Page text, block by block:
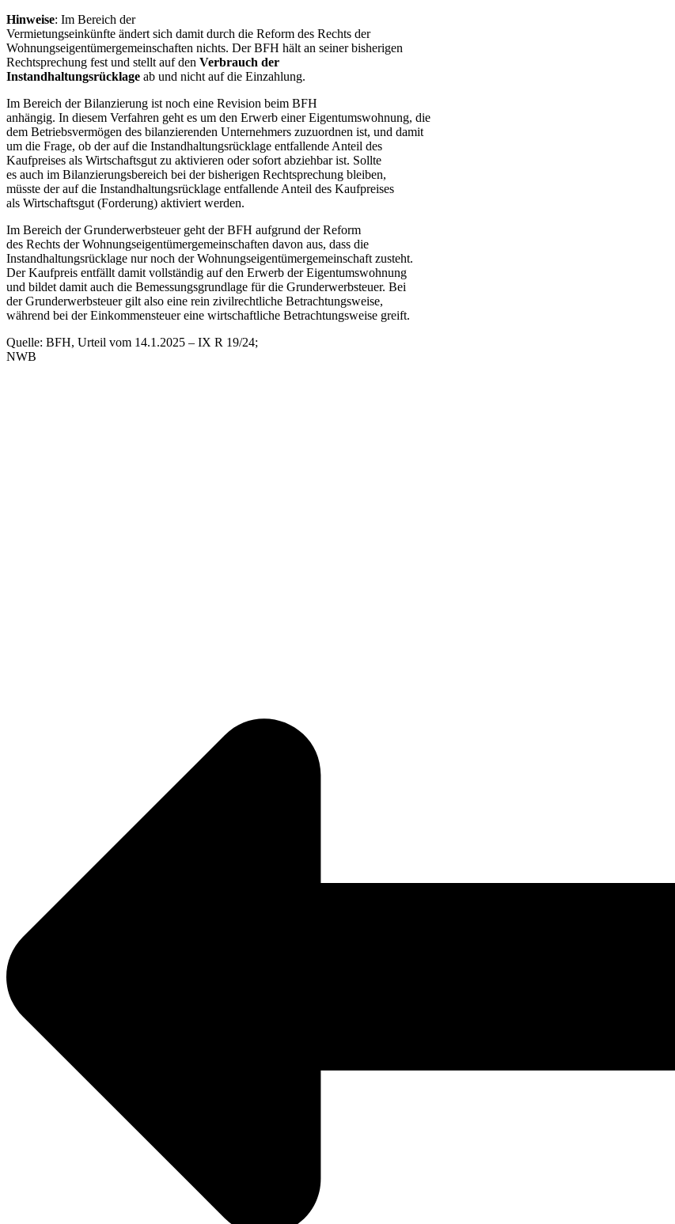
Hinweise: Im Bereich der
Vermietungseinkünfte ändert sich damit durch die Reform des Rechts der
Wohnungseigentümergemeinschaften nichts. Der BFH hält an seiner bisherigen
Rechtsprechung fest und stellt auf den Verbrauch der
Instandhaltungsrücklage ab und nicht auf die Einzahlung.
Im Bereich der Bilanzierung ist noch eine Revision beim BFH
anhängig. In diesem Verfahren geht es um den Erwerb einer Eigentumswohnung, die
dem Betriebsvermögen des bilanzierenden Unternehmers zuzuordnen ist, und damit
um die Frage, ob der auf die Instandhaltungsrücklage entfallende Anteil des
Kaufpreises als Wirtschaftsgut zu aktivieren oder sofort abziehbar ist. Sollte
es auch im Bilanzierungsbereich bei der bisherigen Rechtsprechung bleiben,
müsste der auf die Instandhaltungsrücklage entfallende Anteil des Kaufpreises
als Wirtschaftsgut (Forderung) aktiviert werden.
Im Bereich der Grunderwerbsteuer geht der BFH aufgrund der Reform
des Rechts der Wohnungseigentümergemeinschaften davon aus, dass die
Instandhaltungsrücklage nur noch der Wohnungseigentümergemeinschaft zusteht.
Der Kaufpreis entfällt damit vollständig auf den Erwerb der Eigentumswohnung
und bildet damit auch die Bemessungsgrundlage für die Grunderwerbsteuer. Bei
der Grunderwerbsteuer gilt also eine rein zivilrechtliche Betrachtungsweise,
während bei der Einkommensteuer eine wirtschaftliche Betrachtungsweise greift.
Quelle: BFH, Urteil vom 14.1.2025 – IX R 19/24;
NWB